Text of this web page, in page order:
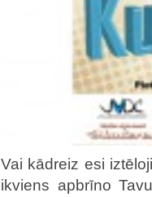
Vai kādreiz esi
ikviens apbrīno